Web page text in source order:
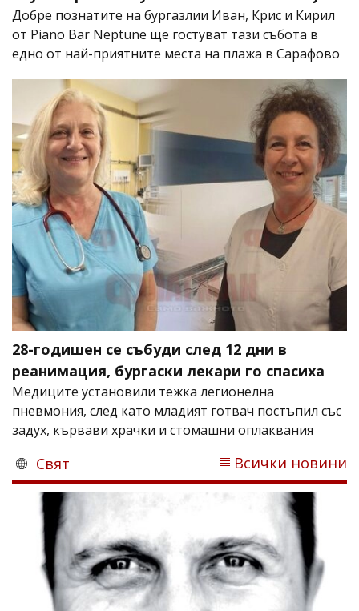
Добре познатите на бургазлии Иван, Крис и Кирил
от Piano Bar Neptune ще гостуват тази събота в
едно от най-приятните места на плажа в Сарафово
28-годишен се събуди след 12 дни в
реанимация, бургаски лекари го спасиха
Медиците установили тежка легионелна
пневмония, след като младият готвач постъпил със
задух, кървави храчки и стомашни оплаквания
Свят Всички новини